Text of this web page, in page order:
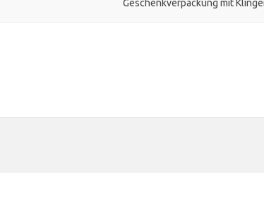
Geschenkverpackung mit